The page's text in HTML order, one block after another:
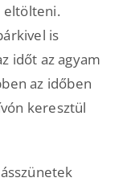
eltölteni.
is
időt az agyam
az időben
keresztül